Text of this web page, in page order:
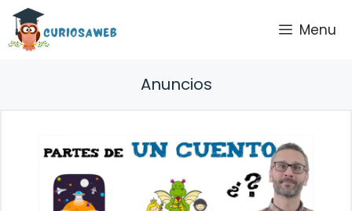
Saltar
contenido
Menu
Anuncios